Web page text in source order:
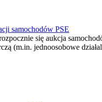
samochodów PSE
się aukcja
(m.in. jednoosobowe